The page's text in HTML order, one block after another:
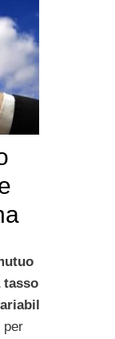
tasso
per